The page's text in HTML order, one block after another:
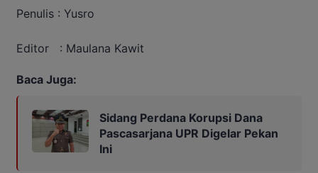
Penulis : Yusro
Editor : Maulana Kawit
Baca Juga:
Sidang Perdana Korupsi Dana
Pascasarjana UPR Digelar Pekan
Ini